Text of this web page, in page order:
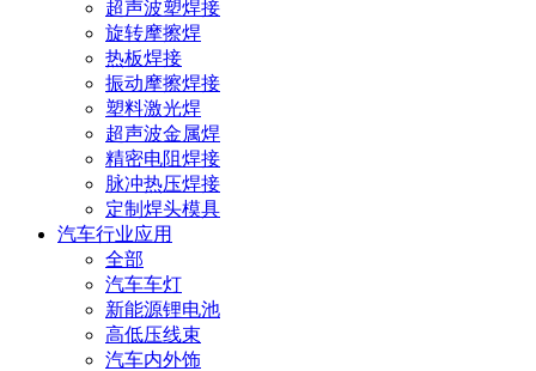
超声波塑焊接
旋转摩擦焊
热板焊接
振动摩擦焊接
塑料激光焊
超声波金属焊
精密电阻焊接
脉冲热压焊接
定制焊头模具
汽车行业应用
全部
汽车车灯
新能源锂电池
高低压线束
汽车内外饰